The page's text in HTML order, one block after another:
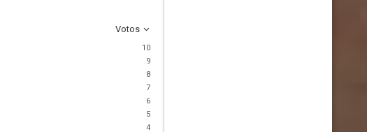
Votos
10
9
8
7
6
5
4